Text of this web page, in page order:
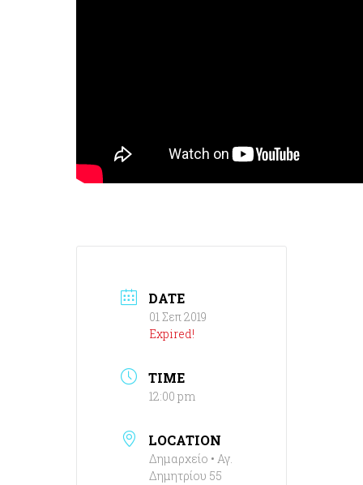
DATE
01 Σεπ 2019
Expired!
TIME
12:00 pm
LOCATION
Δημαρχείο • Αγ.
Δημητρίου 55